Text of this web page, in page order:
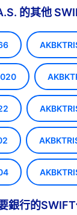
的其他
銀行的